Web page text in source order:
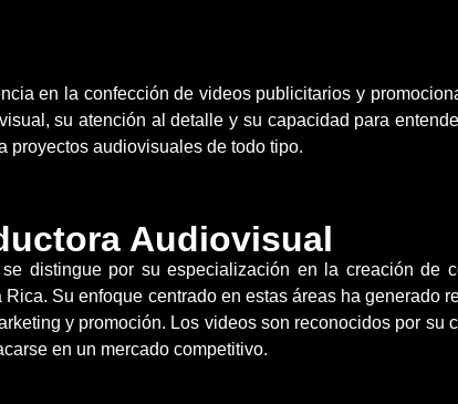
en la confección de videos publicitarios y
su atención al detalle y su capacidad para
proyectos audiovisuales de todo tipo.
Audiovisual
distingue por su especialización en la creación de
Su enfoque centrado en estas áreas ha generado
y promoción. Los videos son reconocidos por su
en un mercado competitivo.